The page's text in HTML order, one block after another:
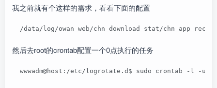
我之前就有个这样的需求，看看下面的配置
/data/log/owan_web/chn_download_stat/chn_app_rec.log
然后去root的crontab配置一个0点执行的任务
wwwadm@host:/etc/logrotate.d$ sudo crontab -l -u